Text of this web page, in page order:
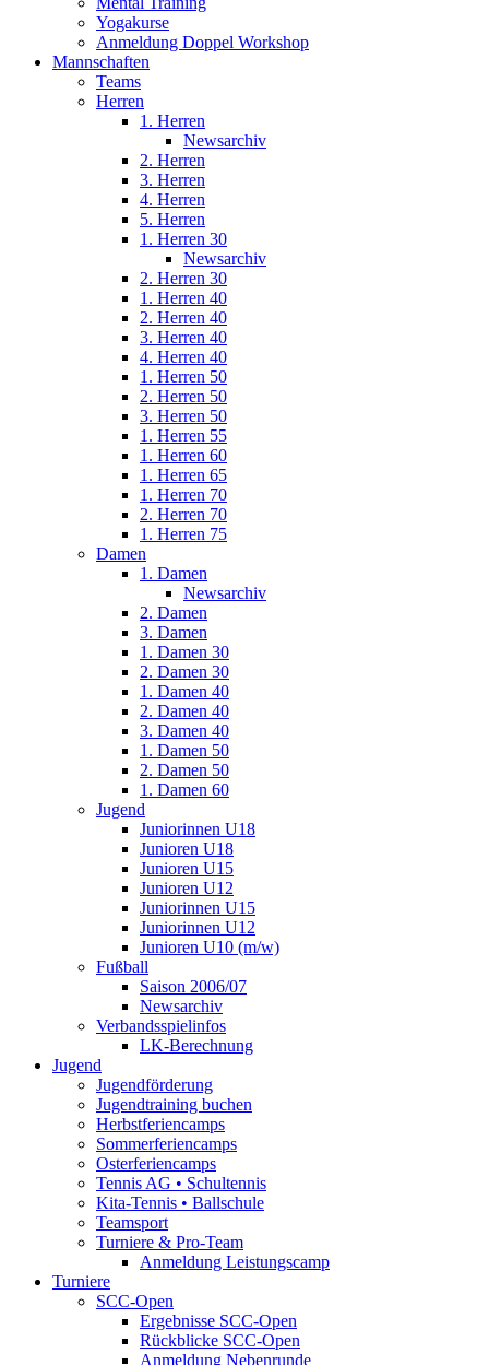
Yogakurse
Anmeldung Doppel Workshop
Mannschaften
Teams
Herren
1. Herren
Newsarchiv
2. Herren
3. Herren
4. Herren
5. Herren
1. Herren 30
Newsarchiv
2. Herren 30
1. Herren 40
2. Herren 40
3. Herren 40
4. Herren 40
1. Herren 50
2. Herren 50
3. Herren 50
1. Herren 55
1. Herren 60
1. Herren 65
1. Herren 70
2. Herren 70
1. Herren 75
Damen
1. Damen
Newsarchiv
2. Damen
3. Damen
1. Damen 30
2. Damen 30
1. Damen 40
2. Damen 40
3. Damen 40
1. Damen 50
2. Damen 50
1. Damen 60
Jugend
Juniorinnen U18
Junioren U18
Junioren U15
Junioren U12
Juniorinnen U15
Juniorinnen U12
Junioren U10 (m/w)
Fußball
Saison 2006/07
Newsarchiv
Verbandsspielinfos
LK-Berechnung
Jugend
Jugendförderung
Jugendtraining buchen
Herbstferiencamps
Sommerferiencamps
Osterferiencamps
Tennis AG • Schultennis
Kita-Tennis • Ballschule
Teamsport
Turniere & Pro-Team
Anmeldung Leistungscamp
Turniere
SCC-Open
Ergebnisse SCC-Open
Rückblicke SCC-Open
Anmeldung Nebenrunde